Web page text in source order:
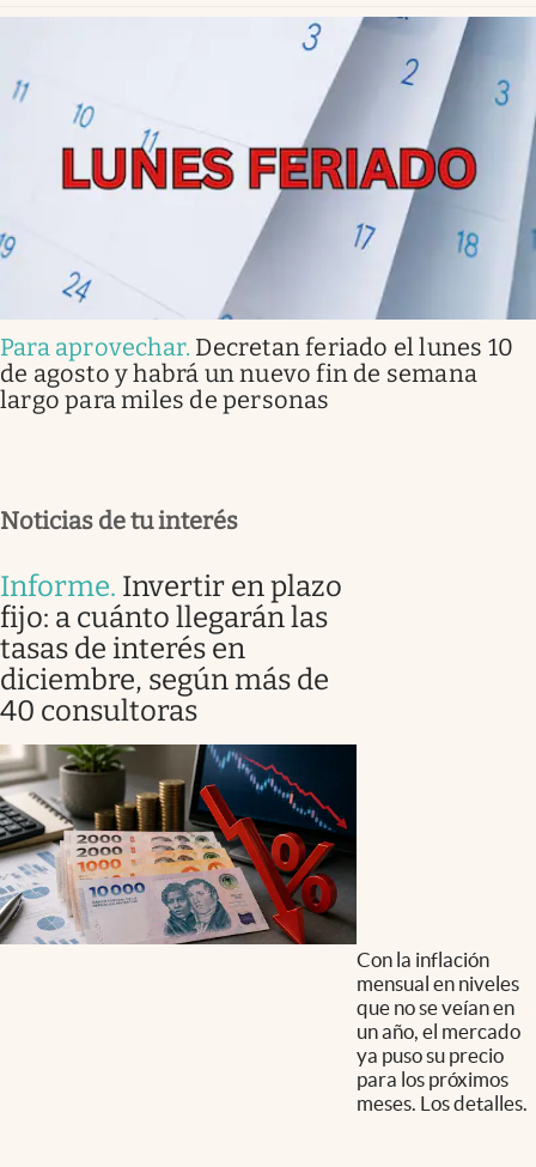
Para aprovechar. Decretan feriado el lunes 10
de agosto y habrá un nuevo fin de semana
largo para miles de personas
Noticias de tu interés
Informe. Invertir en plazo
fijo: a cuánto llegarán las
tasas de interés en
diciembre, según más de
40 consultoras
Con la inflación
mensual en niveles
que no se veían en
un año, el mercado
ya puso su precio
para los próximos
meses. Los detalles.